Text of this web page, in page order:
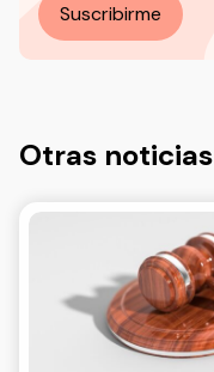
Suscribirme
Otras noticias